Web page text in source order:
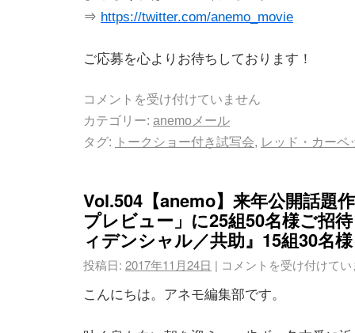
⇒ https://twitter.com/anemo_movie
ご応募を心よりお待ちしております！
コメントを受け付けていません
カテゴリー: anemoメール
タグ:
トークショー付き試写会, レッド・カーペ
Vol.504【anemo】来年公開話題
プレビュー」に25組50名様ご招
ィデンシャル／共助』15組30名様
投稿日: 2017年11月24日 | コメントを受け付けて
こんにちは。アネモ編集部です。